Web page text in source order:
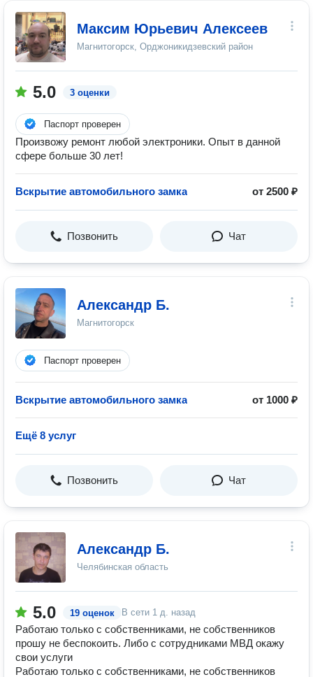
Максим Юрьевич Алексеев
Магнитогорск, Орджоникидзевский район
5.0 3 оценки
Паспорт проверен
Произвожу ремонт любой электроники. Опыт в данной
сфере больше 30 лет!
Вскрытие автомобильного замка от 2500 ₽
Позвонить Чат
Александр Б.
Магнитогорск
Паспорт проверен
Вскрытие автомобильного замка от 1000 ₽
Ещё 8 услуг
Позвонить Чат
Александр Б.
Челябинская область
5.0 19 оценок В сети 1 д. назад
Работаю только с собственниками, не собственников
прошу не беспокоить. Либо с сотрудниками МВД окажу
свои услуги
Работаю только с собственниками, не собственников